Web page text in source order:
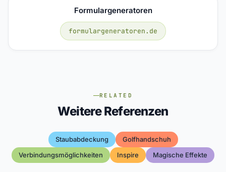
Formulargeneratoren
formulargeneratoren.de
RELATED
Weitere Referenzen
Staubabdeckung
Golfhandschuh
Verbindungsmöglichkeiten
Inspire Magische Effekte